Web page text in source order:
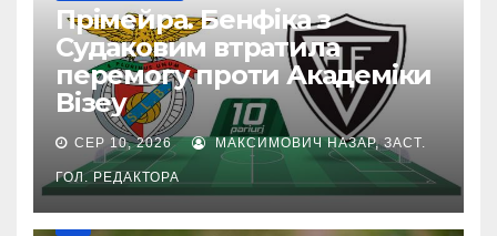
Прімейра. Бенфіка з
Судаковим втратила
перемогу проти Академіки
Візеу
СЕР 10, 2026 МАКСИМОВИЧ НАЗАР, ЗАСТ.
ГОЛ. РЕДАКТОРА